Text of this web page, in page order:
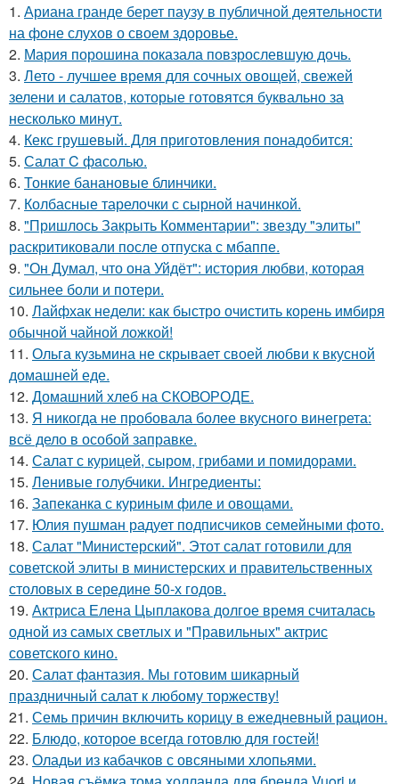
1. Ариана гранде берет паузу в публичной деятельности
на фоне слухов о своем здоровье.
2. Мария порошина показала повзрослевшую дочь.
3. Лето - лучшее время для сочных овощей, свежей
зелени и салатов, которые готовятся буквально за
несколько минут.
4. Кекс грушевый. Для приготовления понадобится:
5. Салат C фaсoлью.
6. Тонкие банановые блинчики.
7. Колбасные тарелочки с сырной начинкой.
8. "Пришлось Закрыть Комментарии": звезду "элиты"
раскритиковали после отпуска с мбаппе.
9. "Он Думал, что она Уйдёт": история любви, которая
сильнее боли и потери.
10. Лайфхак недели: как быстро очистить корень имбиря
обычной чайной ложкой!
11. Ольга кузьмина не скрывает своей любви к вкусной
домашней еде.
12. Домашний хлеб на СКОВОРОДЕ.
13. Я никогда не пробовала более вкусного винегрета:
всё дело в особой заправке.
14. Салат с курицей, сыром, грибами и помидорами.
15. Ленивые голубчики. Ингредиенты:
16. Запеканка с куриным филе и овощами.
17. Юлия пушман радует подписчиков семейными фото.
18. Салат "Министерский". Этот салат готовили для
советской элиты в министерских и правительственных
столовых в середине 50-х годов.
19. Актриса Елена Цыплакова долгое время считалась
одной из самых светлых и "Правильных" актрис
советского кино.
20. Салат фантазия. Мы готовим шикарный
праздничный салат к любому торжеству!
21. Семь причин включить корицу в ежедневный рацион.
22. Блюдо, которое всегда готовлю для гoстей!
23. Оладьи из кабачков с овсяными хлопьями.